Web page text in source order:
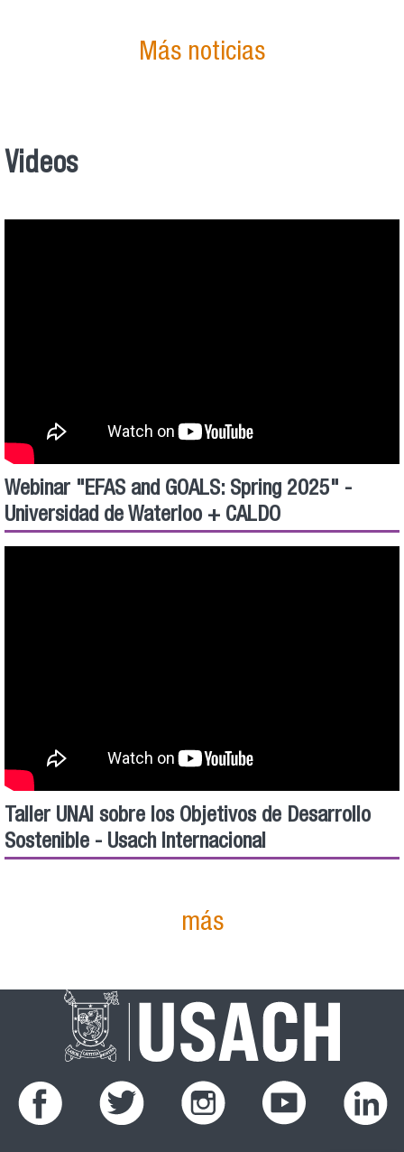
Más noticias
Videos
Webinar "EFAS and GOALS: Spring 2025" -
Universidad de Waterloo + CALDO
Taller UNAI sobre los Objetivos de Desarrollo
Sostenible - Usach Internacional
más